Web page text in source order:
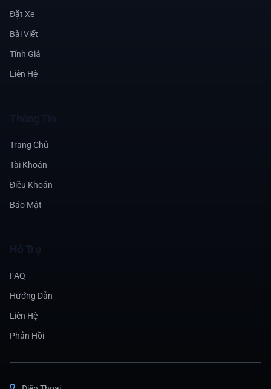
Đặt Xe
Bài Viết
Tính Giá
Liên Hệ
Trang Chủ
Tài Khoản
Điều Khoản
Bảo Mật
Hỗ Trợ
FAQ
Hướng Dẫn
Liên Hệ
Phản Hồi